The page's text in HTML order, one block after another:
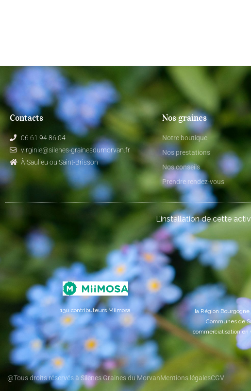
Contacts
06.61.94.86.04
virginie@silenes-grainesdumorvan.fr
À Saulieu ou Saint-Brisson
Nos graines
Notre boutique
Nos prestations
Nos conseils
Prendre rendez-vous
L’installation de cette
130 contributeurs Miimosa
la Région
Communes de
commercialisation en
@Tous droits réservés à Silenes Graines du MorvanMentions légalesCGV